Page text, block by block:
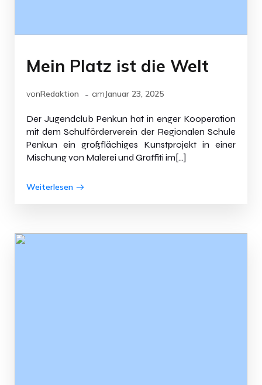
Mein Platz ist die Welt
vonRedaktion - amJanuar 23, 2025
Der Jugendclub Penkun hat in enger Kooperation
mit dem Schulförderverein der Regionalen Schule
Penkun ein großflächiges Kunstprojekt in einer
Mischung von Malerei und Graffiti im[…]
Weiterlesen